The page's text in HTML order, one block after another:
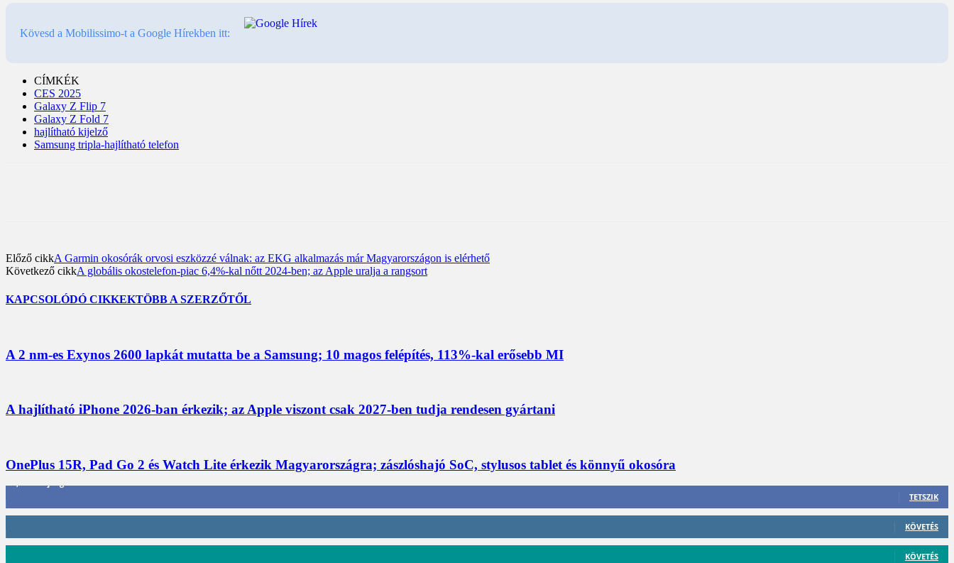
Kövesd a Mobilissimo-t a Google Hírekben itt:
CÍMKÉK
CES 2025
Galaxy Z Flip 7
Galaxy Z Fold 7
hajlítható kijelző
Samsung tripla-hajlítható telefon
Előző cikkA Garmin okosórák orvosi eszközzé válnak: az EKG alkalmazás már Magyarországon is elérhető
Következő cikkA globális okostelefon-piac 6,4%-kal nőtt 2024-ben; az Apple uralja a rangsort
KAPCSOLÓDÓ CIKKEKTÖBB A SZERZŐTŐL
A 2 nm-es Exynos 2600 lapkát mutatta be a Samsung; 10 magos felépítés, 113%-kal erősebb MI
A hajlítható iPhone 2026-ban érkezik; az Apple viszont csak 2027-ben tudja rendesen gyártani
OnePlus 15R, Pad Go 2 és Watch Lite érkezik Magyarországra; zászlóshajó SoC, stylusos tablet és könnyű okosóra
TETSZIK
KÖVETÉS
KÖVETÉS